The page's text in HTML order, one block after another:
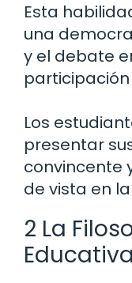
Esta
una
y el debate
Los
presentar
convincente
de vista en
2 La
Educativa